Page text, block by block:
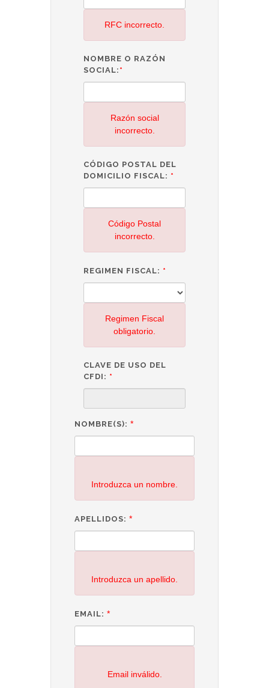
RFC incorrecto.
NOMBRE O RAZÓN
SOCIAL: *
Razón social
incorrecto.
CÓDIGO POSTAL DEL
DOMICILIO FISCAL: *
Código Postal
incorrecto.
REGIMEN FISCAL: *
Regimen Fiscal
obligatorio.
CLAVE DE USO DEL
CFDI: *
NOMBRE(S): *
Introduzca un nombre.
APELLIDOS: *
Introduzca un apellido.
EMAIL: *
Email inválido.